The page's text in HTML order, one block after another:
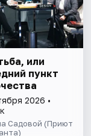
или
пункт
2026 •
Садовой (Приют